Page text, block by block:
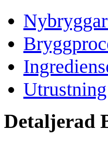
Utrustning
Detaljerad